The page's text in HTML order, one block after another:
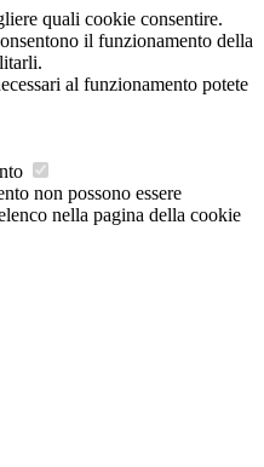
quali cookie consentire.
il funzionamento della
al funzionamento potete
non possono essere
nella pagina della cookie